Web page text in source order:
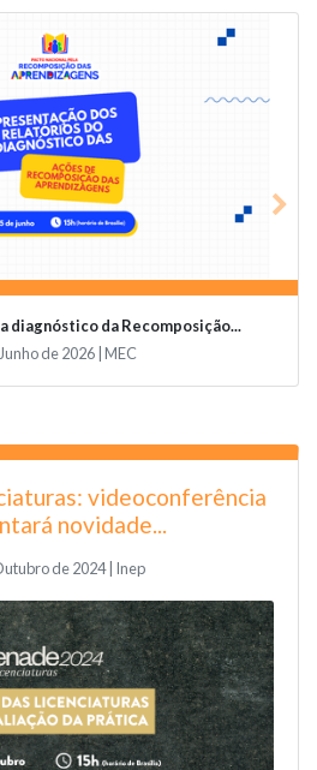
diagnóstico da Recomposição...
de 2026 | MEC
videoconferência
novidade...
de 2024 | Inep